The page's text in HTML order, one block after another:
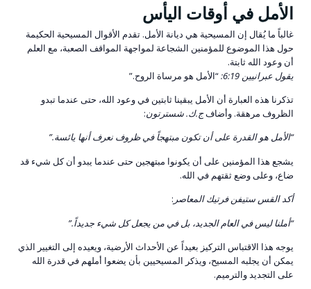
الأمل في أوقات اليأس
غالباً ما يُقال إن المسيحية هي ديانة الأمل. تقدم الأقوال المسيحية الحكيمة
حول هذا الموضوع للمؤمنين الشجاعة لمواجهة المواقف الصعبة، مع العلم
أن وعود الله ثابتة.
يقول عبرانيين 6:19:
“الأمل هو مرساة الروح.”
تذكرنا هذه العبارة أن الأمل يبقينا ثابتين في وعود الله، حتى عندما تبدو
الظروف مرهقة. وأضافج.ك. شسترتون:
“الأمل هو القدرة على أن تكون مبتهجاً في ظروف نعرف أنها يائسة.”
يشجع هذا المؤمنين على أن يكونوا مبتهجين حتى عندما يبدو أن كل شيء قد
ضاع، وعلى وضع ثقتهم في الله.
أكد القس ستيفن فرتيك المعاصر :
“أملنا ليس في العام الجديد، بل في من يجعل كل شيء جديداً.”
يوجه هذا الاقتباس التركيز بعيداً عن الأحداث الأرضية، ويعيده إلى التغيير الذي
يمكن أن يجلبه المسيح، ويذكر المسيحيين بأن يضعوا أملهم في قدرة الله
على التجديد والترميم.